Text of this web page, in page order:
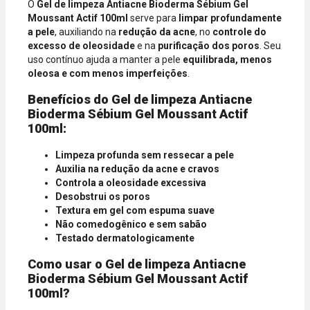
Diners.
O Gel de limpeza Antiacne Bioderma Sébium Gel
Moussant Actif 100ml serve para limpar profundamente
a pele, auxiliando na redução da acne, no controle do
excesso de oleosidadee na purificação dos poros . Seu
uso contínuo ajuda a manter a pele equilibrada, menos
oleosa e com menos imperfeições
Benefícios do Gel de limpeza Antiacne
Bioderma Sébium Gel Moussant Actif
100ml:
Limpeza profunda sem ressecar a pele
Auxilia na redução da acne e cravos
Controla a oleosidade excessiva
Desobstrui os poros
Textura em gel com espuma suave
Não comedogênico e sem sabão
Testado dermatologicamente
Como usar o Gel de limpeza Antiacne
Bioderma Sébium Gel Moussant Actif
100ml?